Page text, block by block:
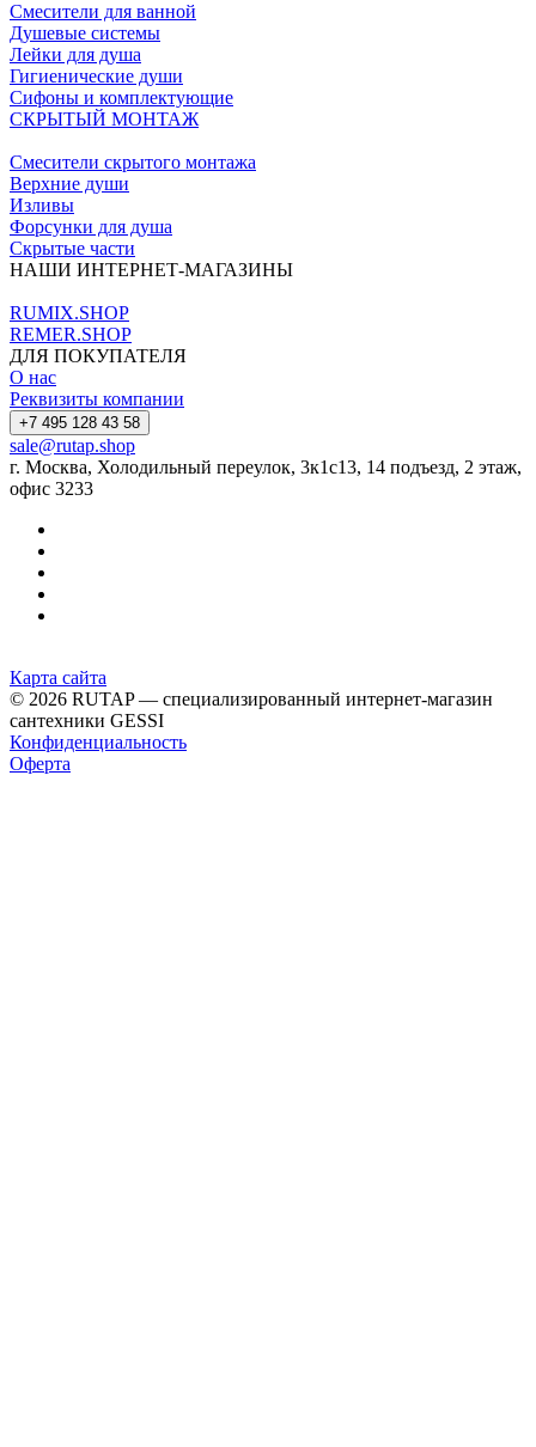
Смесители для ванной
Душевые системы
Лейки для душа
Гигиенические души
Сифоны и комплектующие
СКРЫТЫЙ МОНТАЖ
Смесители скрытого монтажа
Верхние души
Изливы
Форсунки для душа
Скрытые части
НАШИ ИНТЕРНЕТ-МАГАЗИНЫ
RUMIX.SHOP
REMER.SHOP
ДЛЯ ПОКУПАТЕЛЯ
О нас
Реквизиты компании
+7 495 128 43 58
sale@rutap.shop
г. Москва, Холодильный переулок, 3к1с13, 14 подъезд, 2 этаж,
офис 3233
Карта сайта
© 2026 RUTAP — специализированный интернет-магазин
сантехники GESSI
Конфиденциальность
Оферта